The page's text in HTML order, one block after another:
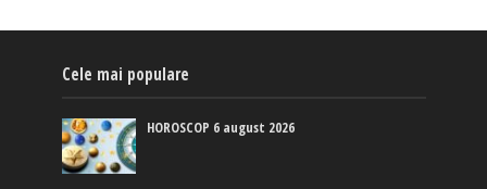
Cele mai populare
HOROSCOP 6 august 2026